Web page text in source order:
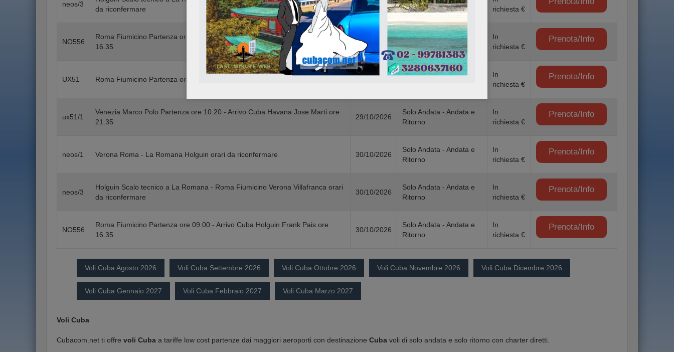
neos/3
da riconfermare
23/10/2026
Ritorno
richiesta €
NO556
Roma Fiumicino Partenza ore 09.00 - Arrivo Cuba Holguin Frank Pais ore
16.35
23/10/2026
Solo Andata - Andata e
Ritorno
In
richiesta €
Prenota/Info
UX51 Roma Fiumicino Partenza ore 10.30 - Arrivo Cuba Havana ore 19.45
Solo Andata - Andata e
In
richiesta €
Prenota/Info
ux51/1
Venezia Marco Polo Partenza ore 10.20 - Arrivo Cuba Havana Jose Marti ore
21.35
29/10/2026
Solo Andata - Andata e
Ritorno
In
richiesta €
Prenota/Info
neos/1 Verona Roma - La Romana Holguin orari da riconfermare 30/10/2026
Solo Andata - Andata e
Ritorno
In
richiesta €
Prenota/Info
neos/3
Holguin Scalo tecnico a La Romana - Roma Fiumicino Verona Villafranca orari
da riconfermare
30/10/2026
Solo Andata - Andata e
Ritorno
In
richiesta €
Prenota/Info
NO556
Roma Fiumicino Partenza ore 09.00 - Arrivo Cuba Holguin Frank Pais ore
16.35
30/10/2026
Solo Andata - Andata e
Ritorno
In
richiesta €
Prenota/Info
Voli Cuba Agosto 2026 Voli Cuba Settembre 2026 Voli Cuba Ottobre 2026 Voli Cuba Novembre 2026 Voli Cuba Dicembre 2026
Voli Cuba Gennaio 2027 Voli Cuba Febbraio 2027 Voli Cuba Marzo 2027
Voli Cuba
Cubacom.net ti offre voli Cuba a tariffe low cost partenze dai maggiori aeroporti con destinazione Cuba voli di solo andata e solo ritorno con charter diretti.